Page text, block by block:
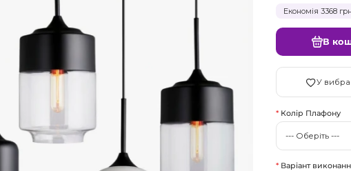
Економія 3368
В
У
Колір Плафону
Варіант